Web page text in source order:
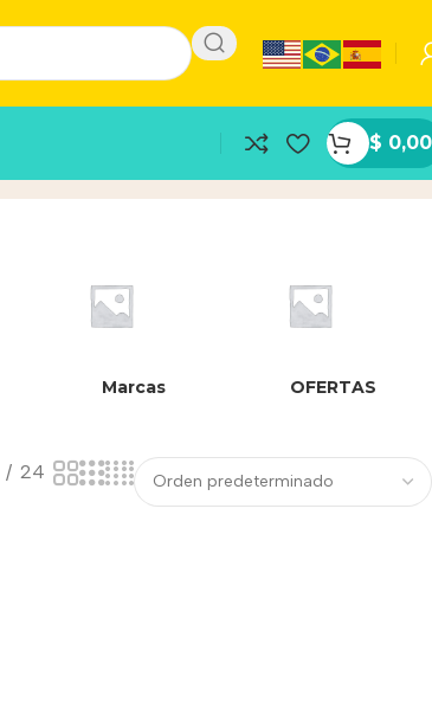
$ 0,00
Marcas OFERTAS
24